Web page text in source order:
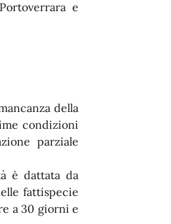
e
della
condizioni
parziale
è dattata da
fattispecie
a 30 giorni e